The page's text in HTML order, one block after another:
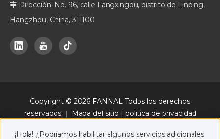
 Dirección: No. 96, calle Fangxingdu, distrito de Linping,
Hangzhou, China, 311100
Copyright © 2026 FANNAL Todos los derechos
reservados.｜
Mapa del sitio | política de privacidad
¡Hola! ¿Podríamos habilitar algunos servicios adicionales